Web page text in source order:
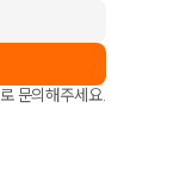
로 문의해주세요.